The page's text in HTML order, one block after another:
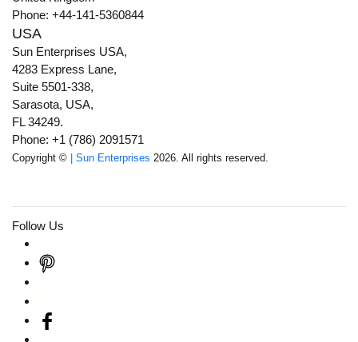
Phone: +44-141-5360844
USA
Sun Enterprises USA,
4283 Express Lane,
Suite 5501-338,
Sarasota, USA,
FL 34249.
Phone: +1 (786) 2091571
Copyright © | Sun Enterprises 2026. All rights reserved.
Follow Us